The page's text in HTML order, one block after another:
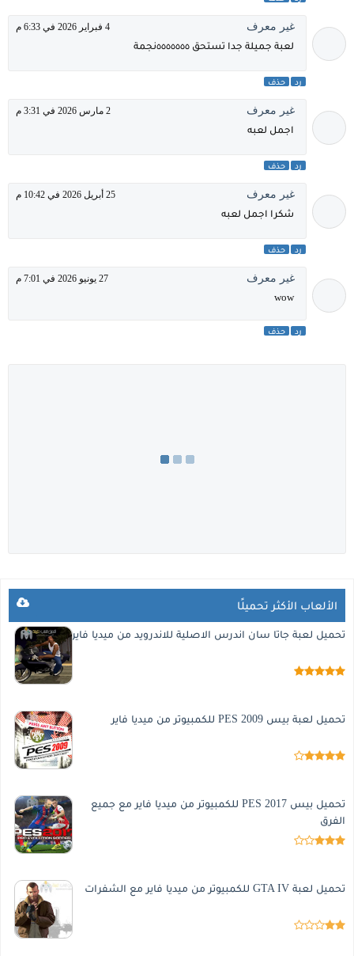
غير معرف 4 فبراير 2026 في 6:33 م
لعبة جميلة جدا تستحق ٥٥٥٥٥٥٥نجمة
رد حذف
غير معرف 2 مارس 2026 في 3:31 م
اجمل لعبه
رد حذف
غير معرف 25 أبريل 2026 في 10:42 م
شكرا اجمل لعبه
رد حذف
غير معرف 27 يونيو 2026 في 7:01 م
wow
رد حذف
الألعاب الأكثر تحميلًا
تحميل لعبة جاتا سان اندرس الاصلية للاندرويد من ميديا فاير
تحميل لعبة بيس 2009 PES للكمبيوتر من ميديا فاير
تحميل بيس 2017 PES للكمبيوتر من ميديا فاير مع جميع
الفرق
تحميل لعبة GTA IV للكمبيوتر من ميديا فاير مع الشفرات